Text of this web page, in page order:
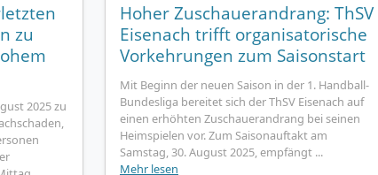
zu
2025 zu
Hoher Zuschauerandrang: ThSV
Eisenach trifft organisatorische
Vorkehrungen zum Saisonstart
Mit Beginn der neuen Saison in der 1. Handball-
Bundesliga bereitet sich der ThSV Eisenach auf
einen erhöhten Zuschauerandrang bei seinen
Heimspielen vor. Zum Saisonauftakt am
Samstag, 30. August 2025, empfängt ...
Mehr lesen